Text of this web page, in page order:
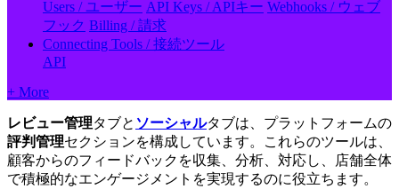
Users / ユーザー API Keys / APIキー Webhooks / ウェブ
フック Billing / 請求
Connecting Tools / 接続ツール
API
+ More
レビュー管理タブと ソーシャルタブは、プラットフォームの
評判管理セクションを構成しています。これらのツールは、
顧客からのフィードバックを収集、分析、対応し、店舗全体
で積極的なエンゲージメントを実現するのに役立ちます。